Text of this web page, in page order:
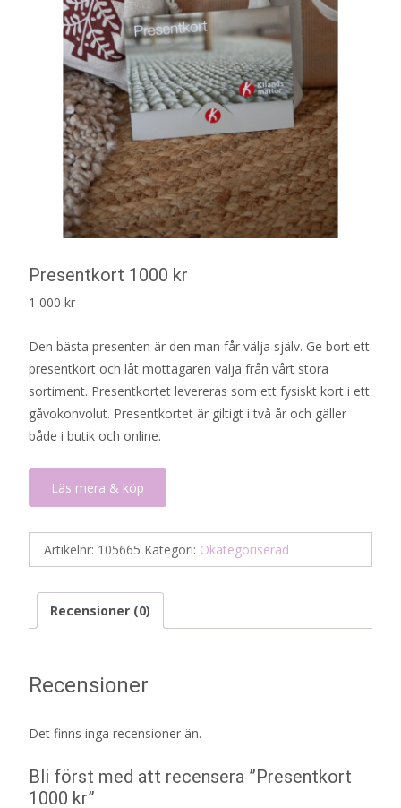
Presentkort 1000 kr
1 000 kr
Den bästa presenten är den man får välja själv. Ge bort ett
presentkort och låt mottagaren välja från vårt stora
sortiment. Presentkortet levereras som ett fysiskt kort i ett
gåvokonvolut. Presentkortet är giltigt i två år och gäller
både i butik och online.
Läs mera & köp
Artikelnr: 105665 Kategori: Okategoriserad
Recensioner (0)
Recensioner
Det finns inga recensioner än.
Bli först med att recensera ”Presentkort
1000 kr”